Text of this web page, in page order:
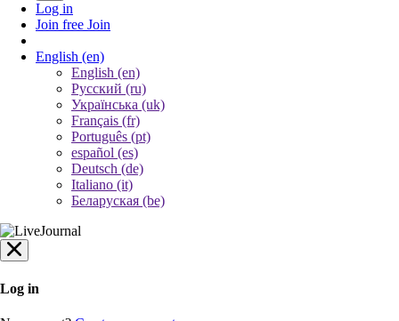
Log in
Join free Join
English (en)
English (en)
Русский (ru)
Українська (uk)
Français (fr)
Português (pt)
español (es)
Deutsch (de)
Italiano (it)
Беларуская (be)
Log in